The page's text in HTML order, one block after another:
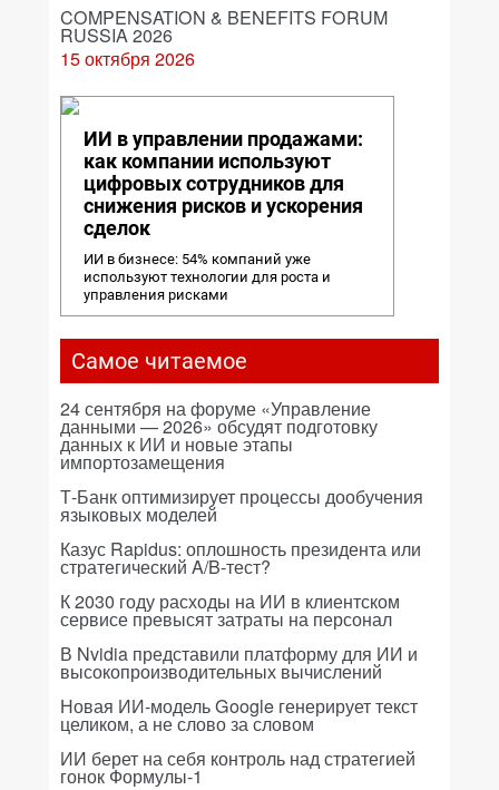
COMPENSATION & BENEFITS FORUM
RUSSIA 2026
15 октября 2026
ИИ в управлении продажами:
как компании используют
цифровых сотрудников для
снижения рисков и ускорения
сделок
ИИ в бизнесе: 54% компаний уже
используют технологии для роста и
управления рисками
Самое читаемое
24 сентября на форуме «Управление
данными — 2026» обсудят подготовку
данных к ИИ и новые этапы
импортозамещения
Т-Банк оптимизирует процессы дообучения
языковых моделей
Казус Rapidus: оплошность президента или
стратегический A/B-тест?
К 2030 году расходы на ИИ в клиентском
сервисе превысят затраты на персонал
В Nvidia представили платформу для ИИ и
высокопроизводительных вычислений
Новая ИИ-модель Google генерирует текст
целиком, а не слово за словом
ИИ берет на себя контроль над стратегией
гонок Формулы-1